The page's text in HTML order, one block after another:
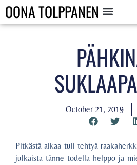
OONA TOLPPANEN
October 21, 2019
Pitkästä aikaa tuli tehtyä
julkaista tänne todella helppo ja